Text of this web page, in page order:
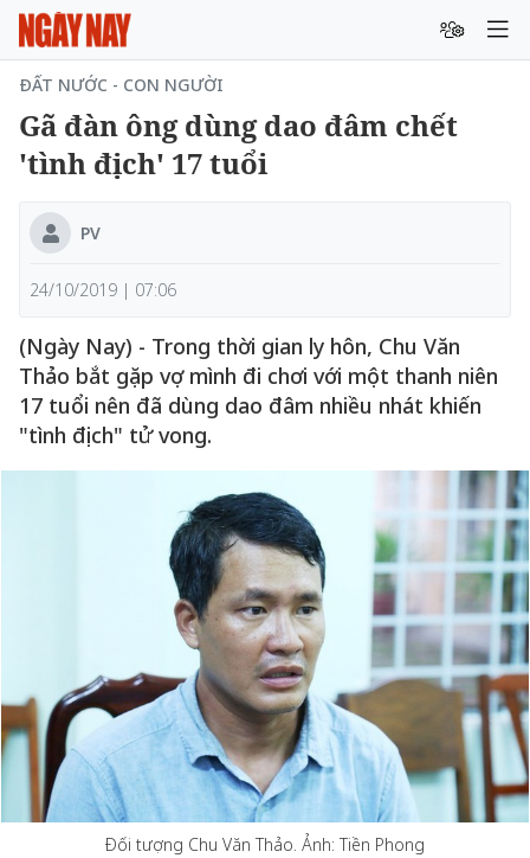
ĐẤT NƯỚC - CON NGƯỜI
Gã đàn ông dùng dao đâm chết
'tình địch' 17 tuổi
PV
24/10/2019 | 07:06
(Ngày Nay) - Trong thời gian ly hôn, Chu Văn
Thảo bắt gặp vợ mình đi chơi với một thanh niên
17 tuổi nên đã dùng dao đâm nhiều nhát khiến
"tình địch" tử vong.
Đối tượng Chu Văn Thảo. Ảnh: Tiền Phong